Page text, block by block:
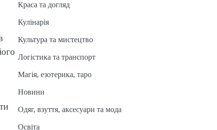
Краса та догляд
Кулінарія
Культура та мистецтво
Логістика та транспорт
Магія, езотерика, таро
Новини
Одяг, взуття, аксесуари та мода
Освіта